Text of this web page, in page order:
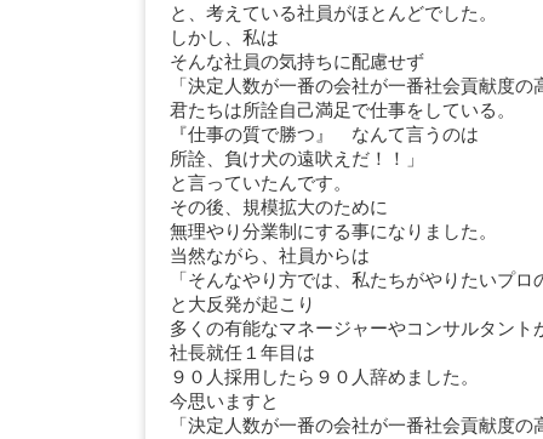
と、考えている社員がほとんどでした。
しかし、私は
そんな社員の気持ちに配慮せず
「決定人数が一番の会社が一番社会貢献度の
君たちは所詮自己満足で仕事をしている。
『仕事の質で勝つ』 なんて言うのは
所詮、負け犬の遠吠えだ！！」
と言っていたんです。
その後、規模拡大のために
無理やり分業制にする事になりました。
当然ながら、社員からは
「そんなやり方では、私たちがやりたいプ
と大反発が起こり
多くの有能なマネージャーやコンサルタント
社長就任１年目は
９０人採用したら９０人辞めました。
今思いますと
「決定人数が一番の会社が一番社会貢献度の